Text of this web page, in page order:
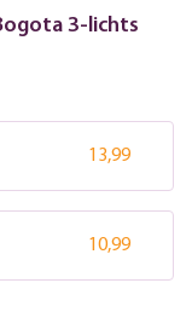
3-lichts
13,99
10,99